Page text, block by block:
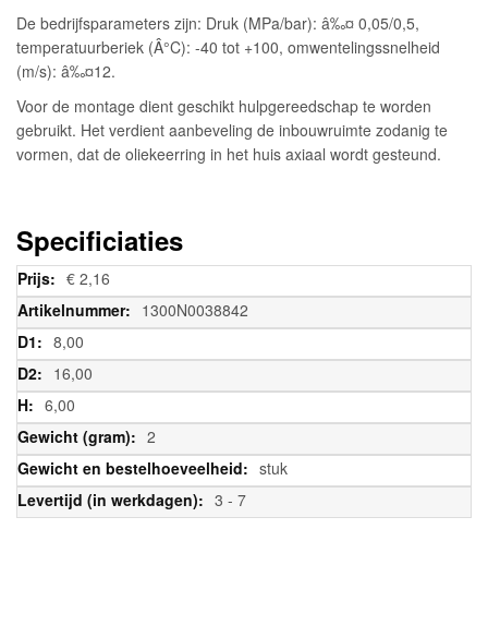
De bedrijfsparameters zijn: Druk (MPa/bar): â‰¤ 0,05/0,5,
temperatuurberiek (Â°C): -40 tot +100, omwentelingssnelheid
(m/s): â‰¤12.
Voor de montage dient geschikt hulpgereedschap te worden
gebruikt. Het verdient aanbeveling de inbouwruimte zodanig te
vormen, dat de oliekeerring in het huis axiaal wordt gesteund.
Specificiaties
Meer
informatie
€ 2,16
1300N0038842
8,00
16,00
6,00
2
stuk
3 - 7